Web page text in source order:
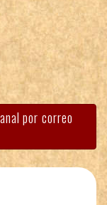
por correo